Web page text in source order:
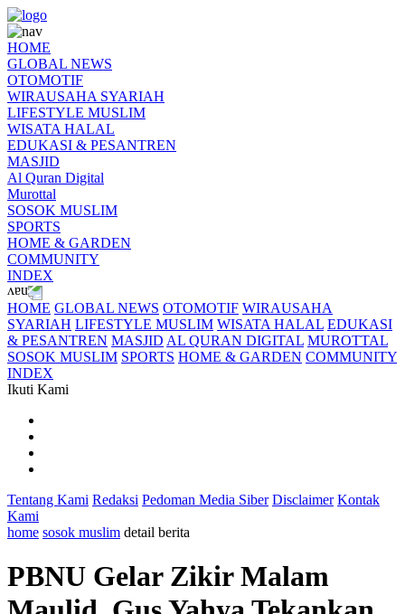
HOME
GLOBAL NEWS
OTOMOTIF
WIRAUSAHA SYARIAH
LIFESTYLE MUSLIM
WISATA HALAL
EDUKASI & PESANTREN
MASJID
Al Quran Digital
Murottal
SOSOK MUSLIM
SPORTS
HOME & GARDEN
COMMUNITY
INDEX
HOME GLOBAL NEWS OTOMOTIF WIRAUSAHA
SYARIAH LIFESTYLE MUSLIM WISATA HALAL EDUKASI
& PESANTREN MASJID AL QURAN DIGITAL MUROTTAL
SOSOK MUSLIM SPORTS HOME & GARDEN COMMUNITY
INDEX
Ikuti Kami
Tentang Kami Redaksi Pedoman Media Siber Disclaimer Kontak
Kami
home sosok muslim detail berita
PBNU Gelar Zikir Malam